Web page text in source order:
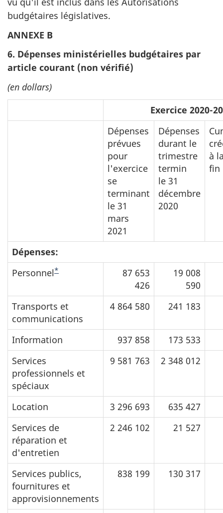
budgétaires législatives.
ANNEXE B
6. Dépenses ministérielles budgétaires par
article courant (non vérifié)
(en dollars)
Exercice 2020-
Dépenses
prévues
pour
l'exercice
se
terminant
le 31
mars
2021
Dépenses
durant le
trimestre
termin
le 31
décembre
2020
à
fin
Dépenses:
Personnel*
87 653
426
19 008
590
Transports et
communications
4 864 580 241 183
Information 937 858
173 533
Services
professionnels et
spéciaux
9 581 763 2 348 012
Location 3 296 693
635 427
Services de
réparation et
d'entretien
2 246 102 21 527
Services publics,
fournitures et
approvisionnements
838 199 130 317